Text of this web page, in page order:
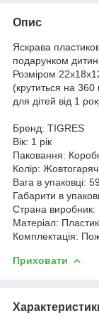
Опис
Яскрава
подарунком
Розміром
(крутиться на 360
для дітей від 1
Бренд: TIGRES
Вік: 1 рік
Паковання:
Колір:
Вага в упаковці:
Габарити в
Страна виробник:
Матеріал: Пластик
Комплектація:
Приховати